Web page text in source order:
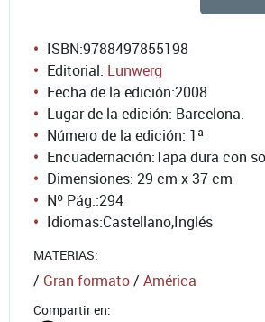
ISBN:9788497855198
Editorial: Lunwerg
Fecha de la edición:2008
Lugar de la edición: Barcelona.
Número de la edición: 1ª
Encuadernación:Tapa dura con
Dimensiones: 29 cm x 37 cm
Nº Pág.:294
Idiomas:Castellano,Inglés
MATERIAS:
/ Gran formato/ América
Compartir en: